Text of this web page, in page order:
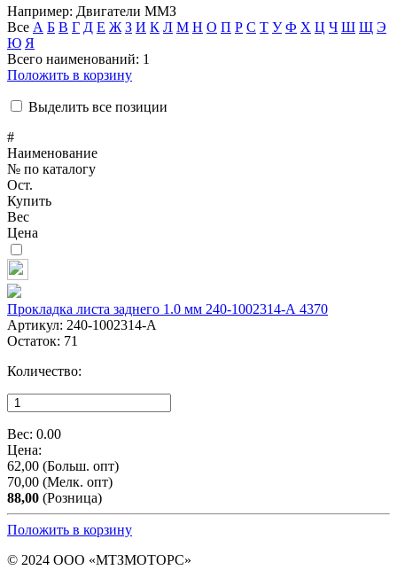
Например: Двигатели ММЗ
Все А Б В Г Д Е Ж З И К Л М Н О П Р С Т У Ф Х Ц Ч Ш Щ Э
Ю Я
Всего наименований: 1
Положить в корзину
Выделить все позиции
#
Наименование
№ по каталогу
Ост.
Купить
Вес
Цена
Прокладка листа заднего 1.0 мм 240-1002314-А 4370
Артикул: 240-1002314-А
Остаток: 71
Количество:
Вес: 0.00
Цена:
62,00 (Больш. опт)
70,00 (Мелк. опт)
88,00 (Розница)
Положить в корзину
© 2024 ООО «МТЗМОТОРС»